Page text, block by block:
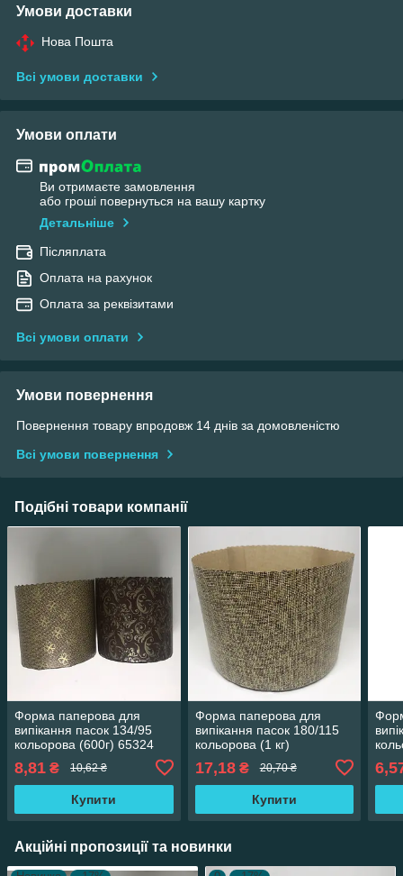
Умови доставки
Нова Пошта
Всі умови доставки
Умови оплати
Ви отримаєте замовлення
або гроші повернуться на вашу картку
Детальніше
Післяплата
Оплата на рахунок
Оплата за реквізитами
Всі умови оплати
Умови повернення
Повернення товару впродовж 14 днів за домовленістю
Всі умови повернення
Подібні товари компанії
Форма паперова для
випікання пасок 134/95
кольорова (600г) 65324
8,81 ₴ 10,62 ₴
Купити
Форма паперова для
випікання пасок 180/115
кольорова (1 кг)
17,18₴ 20,70 ₴
Купити
Акційні пропозиції та новинки